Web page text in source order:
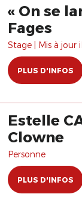
« On se
Fages
Stage | Mis à jour
PLUS D'INFOS
Estelle
Clowne
Personne
PLUS D'INFOS